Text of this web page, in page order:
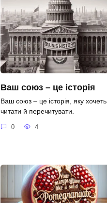
Ваш союз – це історія
Ваш союз – це історія, яку
читати й перечитувати.
0 4